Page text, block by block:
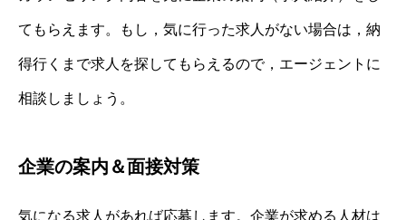
てもらえます。もし，気に行った求人がない場合は，納
得行くまで求人を探してもらえるので，エージェントに
相談しましょう。
企業の案内＆面接対策
気になる求人があれば応募します。企業が求める人材は